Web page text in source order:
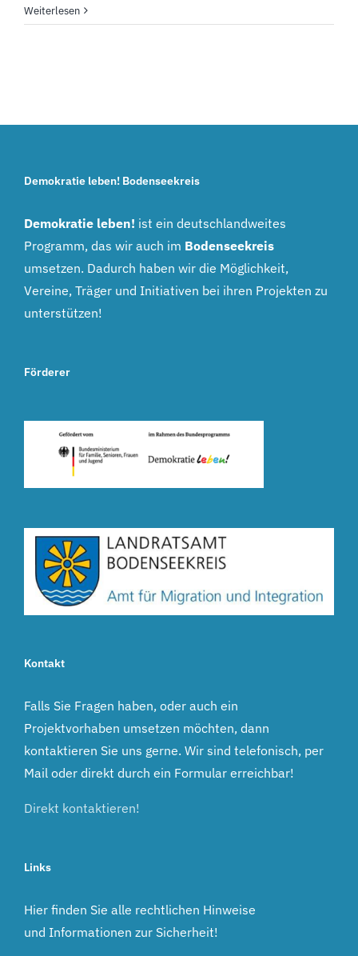
Weiterlesen
Demokratie leben! Bodenseekreis
Demokratie leben! ist ein deutschlandweites
Programm, das wir auch im Bodenseekreis
umsetzen. Dadurch haben wir die Möglichkeit,
Vereine, Träger und Initiativen bei ihren Projekten zu
unterstützen!
Förderer
Kontakt
Falls Sie Fragen haben, oder auch ein
Projektvorhaben umsetzen möchten, dann
kontaktieren Sie uns gerne. Wir sind telefonisch, per
Mail oder direkt durch ein Formular erreichbar!
Direkt kontaktieren!
Links
Hier finden Sie alle rechtlichen Hinweise
und Informationen zur Sicherheit!